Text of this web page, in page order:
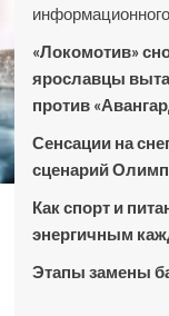
«Локомотив»
ярославцы
против
Сенсации на
сценарий
Как спорт и
энергичным
Этапы замены